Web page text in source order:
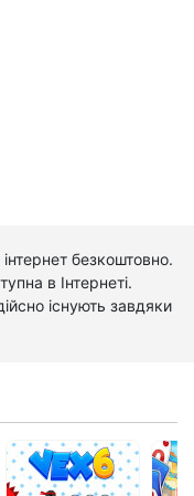
безкоштовно.
в Інтернеті.
існують завдяки